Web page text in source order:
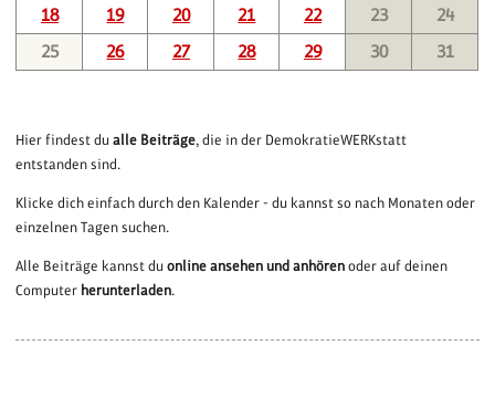
18
19 20 21 22 23
24
25
26 27 28 29 30 31
Hier findest dualle Beiträge, die in der DemokratieWERKstatt
entstanden sind.
Klicke dich einfach durch den Kalender - du kannst so nach Monaten oder
einzelnen Tagen suchen.
Alle Beiträge kannst duonline ansehen und anhören oder auf deinen
Computer herunterladen.